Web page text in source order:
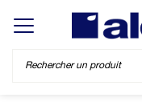
Display/hide main menu